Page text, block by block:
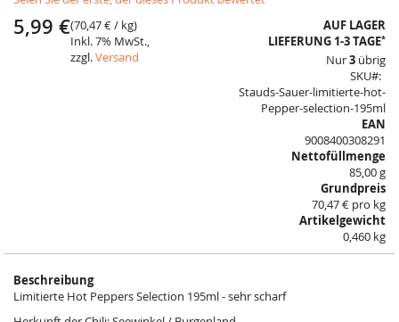
the
beginning
5,99 €(70,47 €/ kg)
Inkl. 7% MwSt.,
zzgl.Versand
AUF LAGER
LIEFERUNG 1-3 TAGE*
Nur3 übrig
SKU
Stauds-Sauer-limitierte-hot-
Pepper-selection-195ml
EAN
9008400308291
Nettofüllmenge
85,00 g
Grundpreis
70,47 € pro kg
Artikelgewicht
0,460 kg
Beschreibung
Limitierte Hot Peppers Selection 195ml - sehr scharf